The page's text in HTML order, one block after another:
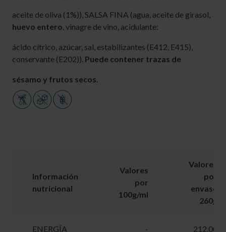
aceite de oliva (1%)), SALSA FINA (agua, aceite de girasol,
huevo entero, vinagre de vino, acidulante:
ácido cítrico, azúcar, sal, estabilizantes (E412, E415),
conservante (E202)). Puede contener trazas de
sésamo y frutos secos.
Información
nutricional
Valores
por
100g/ml
Valores
por
envase
260g
ENERGÍA
- 212.00